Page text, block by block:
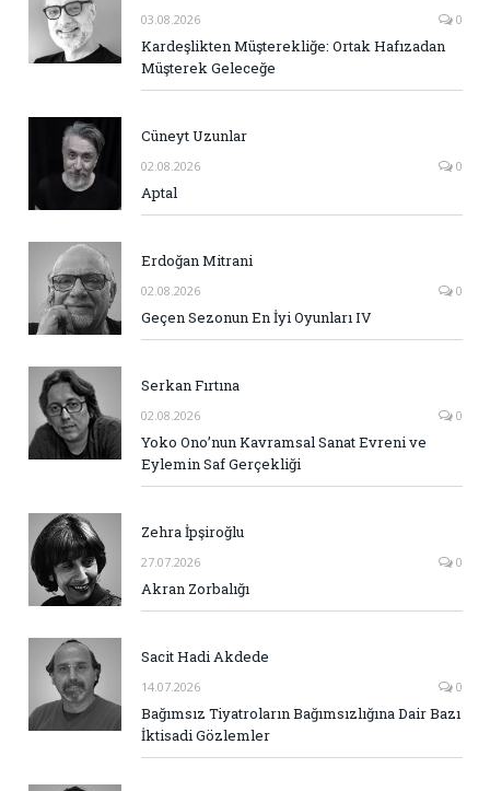
03.08.2026 0
Kardeşlikten Müşterekliğe: Ortak Hafızadan
Müşterek Geleceğe
Cüneyt Uzunlar
02.08.2026 0
Aptal
Erdoğan Mitrani
02.08.2026 0
Geçen Sezonun En İyi Oyunları IV
Serkan Fırtına
02.08.2026 0
Yoko Ono’nun Kavramsal Sanat Evreni ve
Eylemin Saf Gerçekliği
Zehra İpşiroğlu
27.07.2026 0
Akran Zorbalığı
Sacit Hadi Akdede
14.07.2026 0
Bağımsız Tiyatroların Bağımsızlığına Dair Bazı
İktisadi Gözlemler